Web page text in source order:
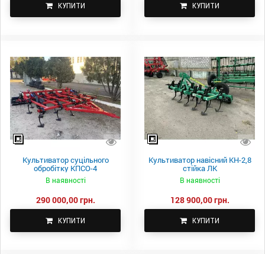
КУПИТИ КУПИТИ
Культиватор суцільного
обробітку КПСО-4
В наявності
290 000,00 грн.
КУПИТИ
Культиватор навісний КН-2,8
стійка ЛК
В наявності
128 900,00 грн.
КУПИТИ